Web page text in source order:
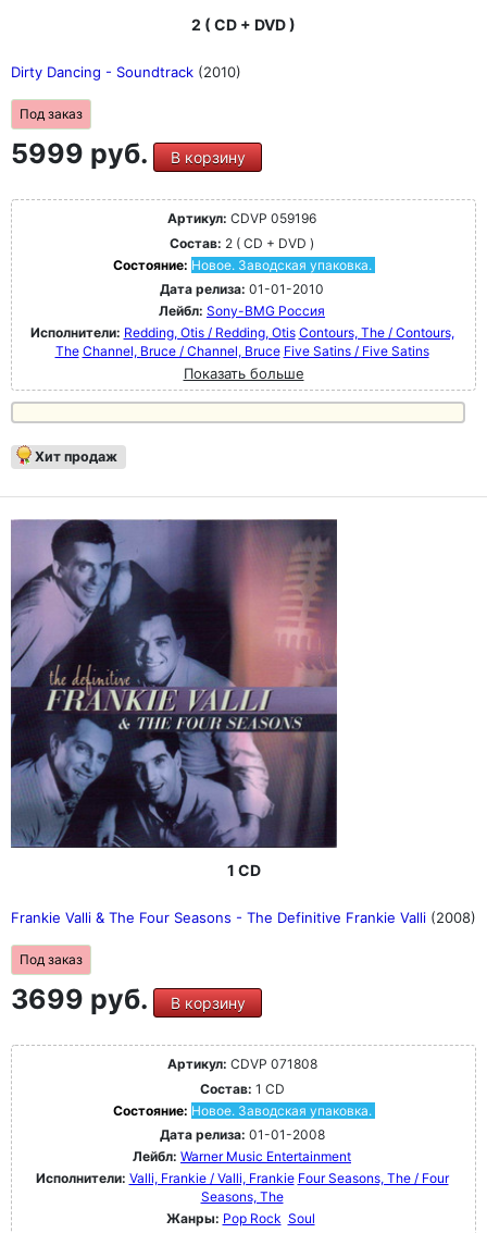
2 ( CD + DVD )
Dirty Dancing - Soundtrack (2010)
Под заказ
5999 руб. В корзину
Артикул: CDVP 059196
Состав: 2 ( CD + DVD )
Состояние: Новое. Заводская упаковка.
Дата релиза: 01-01-2010
Лейбл: Sony-BMG Россия
Исполнители: Redding, Otis / Redding, Otis Contours, The / Contours,
The Channel, Bruce / Channel, Bruce Five Satins / Five Satins
Показать больше
Хит продаж
1 CD
Frankie Valli & The Four Seasons - The Definitive Frankie Valli (2008)
Под заказ
3699 руб. В корзину
Артикул: CDVP 071808
Состав: 1 CD
Состояние: Новое. Заводская упаковка.
Дата релиза: 01-01-2008
Лейбл: Warner Music Entertainment
Исполнители: Valli, Frankie / Valli, Frankie Four Seasons, The / Four
Seasons, The
Жанры: Pop Rock Soul